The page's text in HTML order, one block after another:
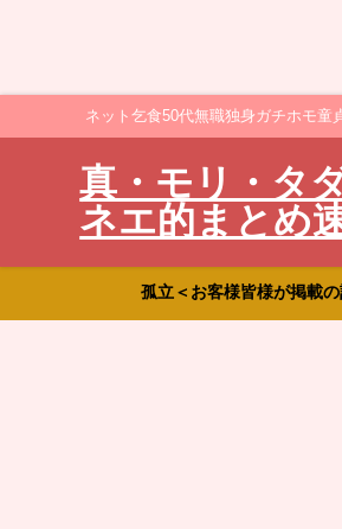
ネット乞食50代無職独身ガチホモ童
真・モリ・タ
ネエ的まとめ
孤立＜お客様皆様が掲載